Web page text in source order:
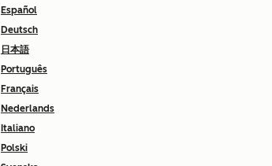
Español
Deutsch
日本語
Português
Français
Nederlands
Italiano
Polski